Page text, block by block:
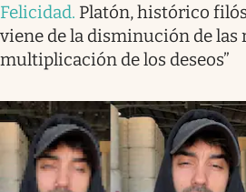
Felicidad. Platón, histórico
viene de la disminución de las
multiplicación de los deseos”